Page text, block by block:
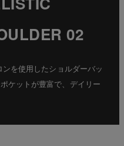
02
を使用したショルダーバッ
ケットが豊富で、デイリー